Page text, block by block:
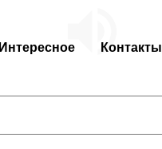
Интересное Контакты